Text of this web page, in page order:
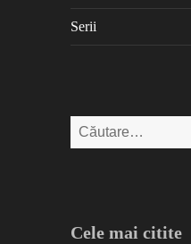
Serii
Caută
după:
Cele mai citite